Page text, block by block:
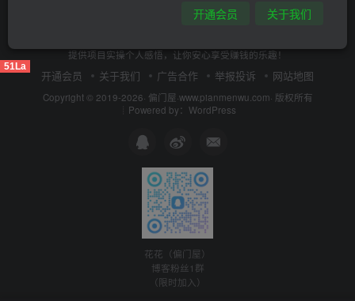
提供项目实操个人感悟，让你安心享受赚钱的乐趣！
开通会员 关于我们 广告合作 举报投诉 网站地图
Copyright © 2019-2026· 偏门屋·www.pianmenwu.com· 版权所有
┊Powered by：WordPress
花花（偏门屋）
博客粉丝1群
（限时加入）
开通会员
关于我们
51La